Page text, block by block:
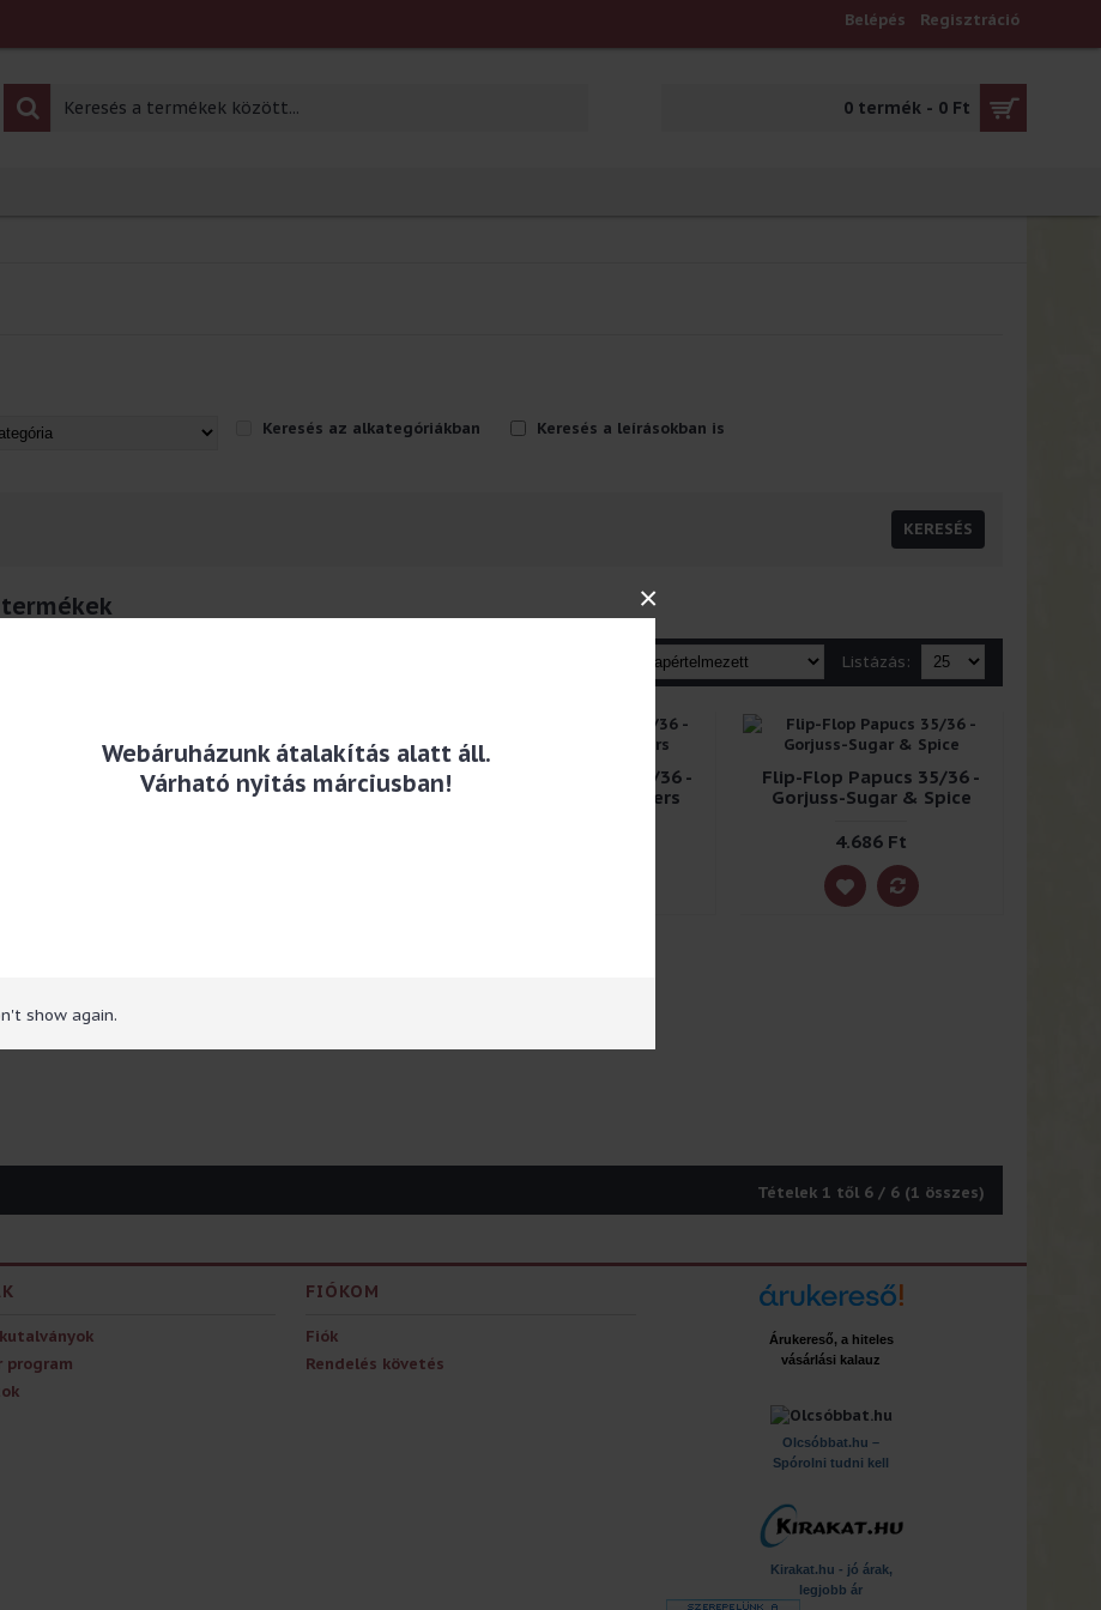
Webáruházunk átalakítás alatt áll.
Várható nyitás márciusban!
show again.
×
Belépés Regisztráció
0 termék - 0 Ft
Keresés az alkategóriákban Keresés a leírásokban is
Listázás:
33/34 -
Sisters
Flip-Flop Papucs 33/34 -
Gorjuss-Sugar & Spice
Flip-Flop Papucs 35/36 -
Gorjuss-Seven Sisters
Flip-Flop Papucs 35/36 -
Gorjuss-Sugar & Spice
4.686 Ft
Tételek 1 től 6 / 6 (1 összes)
program
FIÓKOM
Fiók
Rendelés követés
Árukereső, a hiteles
vásárlási kalauz
Olcsóbbat.hu –
Spórolni tudni kell
Kirakat.hu - jó árak,
legjobb ár